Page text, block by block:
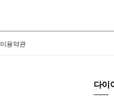
이용약관
다이